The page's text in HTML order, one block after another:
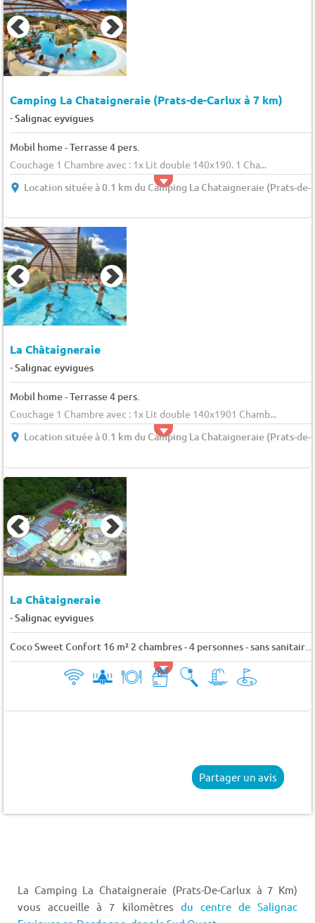
Camping La Chataigneraie (Prats-de-Carlux à 7 km)
-Salignac eyvigues
Mobil home - Terrasse 4 pers.
Couchage 1 Chambre avec : 1x Lit double 140x190. 1 Cha...
Location située à 0.1 km du Camping La Chataigneraie (Prats-de-
La Châtaigneraie
-Salignac eyvigues
Mobil home - Terrasse 4 pers.
Couchage 1 Chambre avec : 1x Lit double 140x1901 Chamb...
Location située à 0.1 km du Camping La Chataigneraie (Prats-de-
La Châtaigneraie
-Salignac eyvigues
Coco Sweet Confort 16 m² 2 chambres - 4 personnes - sans sanitaire 4 pers.
Partager un avis
La Camping La Chataigneraie (Prats-De-Carlux à 7 Km)
vous accueille à 7 kilomètres du centre de Salignac